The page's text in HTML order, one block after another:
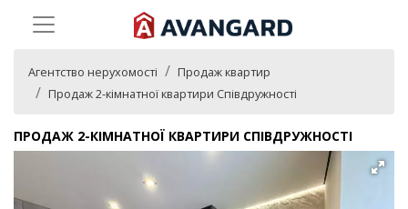
Агентство нерухомості
Продаж квартир
Продаж 2-кімнатної квартири Співдружності
ПРОДАЖ 2-КІМНАТНОЇ КВАРТИРИ СПІВДРУЖНОСТІ